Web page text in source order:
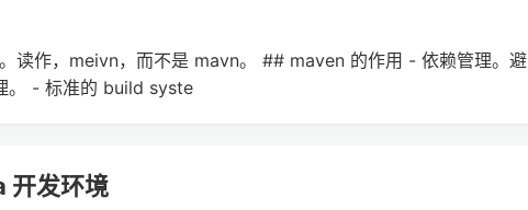
读作，meivn，而不是 mavn。 ## maven 的作用 - 依赖管理。避
。 - 标准的 build syste
发环境